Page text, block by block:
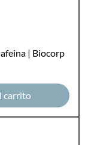
| Biocorp
carrito